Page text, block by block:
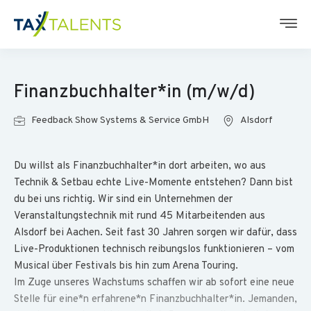
Finanzbuchhalter*in (m/w/d)
Feedback Show Systems & Service GmbH Alsdorf
Du willst als Finanzbuchhalter*in dort arbeiten, wo aus
Technik & Setbau echte Live-Momente entstehen? Dann bist
du bei uns richtig. Wir sind ein Unternehmen der
Veranstaltungstechnik mit rund 45 Mitarbeitenden aus
Alsdorf bei Aachen. Seit fast 30 Jahren sorgen wir dafür, dass
Live-Produktionen technisch reibungslos funktionieren – vom
Musical über Festivals bis hin zum Arena Touring.
Im Zuge unseres Wachstums schaffen wir ab sofort eine neue
Stelle für eine*n erfahrene*n Finanzbuchhalter*in. Jemanden,